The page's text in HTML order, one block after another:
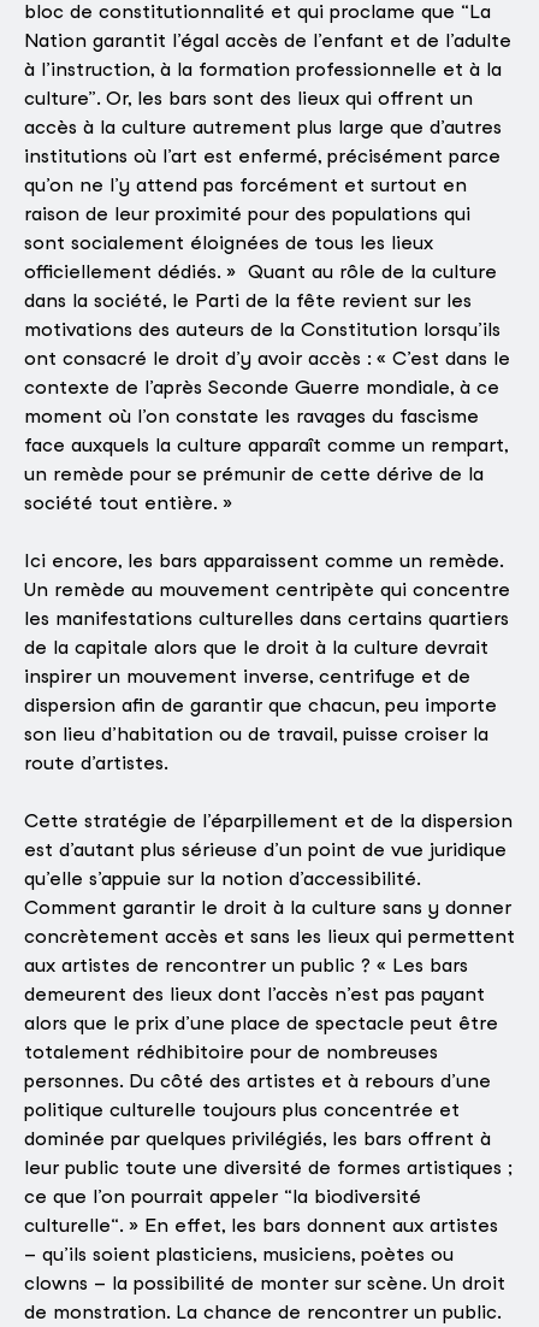
bloc de constitutionnalité et qui proclame que “La
Nation garantit l’égal accès de l’enfant et de l’adulte
à l’instruction, à la formation professionnelle et à la
culture”. Or, les bars sont des lieux qui offrent un
accès à la culture autrement plus large que d’autres
institutions où l’art est enfermé, précisément parce
qu’on ne l’y attend pas forcément et surtout en
raison de leur proximité pour des populations qui
sont socialement éloignées de tous les lieux
officiellement dédiés. » Quant au rôle de la culture
dans la société, le Parti de la fête revient sur les
motivations des auteurs de la Constitution lorsqu’ils
ont consacré le droit d’y avoir accès : « C’est dans le
contexte de l’après Seconde Guerre mondiale, à ce
moment où l’on constate les ravages du fascisme
face auxquels la culture apparaît comme un rempart,
un remède pour se prémunir de cette dérive de la
société tout entière. »
Ici encore, les bars apparaissent comme un remède.
Un remède au mouvement centripète qui concentre
les manifestations culturelles dans certains quartiers
de la capitale alors que le droit à la culture devrait
inspirer un mouvement inverse, centrifuge et de
dispersion afin de garantir que chacun, peu importe
son lieu d’habitation ou de travail, puisse croiser la
route d’artistes.
Cette stratégie de l’éparpillement et de la dispersion
est d’autant plus sérieuse d’un point de vue juridique
qu’elle s’appuie sur la notion d’accessibilité.
Comment garantir le droit à la culture sans y donner
concrètement accès et sans les lieux qui permettent
aux artistes de rencontrer un public ? « Les bars
demeurent des lieux dont l’accès n’est pas payant
alors que le prix d’une place de spectacle peut être
totalement rédhibitoire pour de nombreuses
personnes. Du côté des artistes et à rebours d’une
politique culturelle toujours plus concentrée et
dominée par quelques privilégiés, les bars offrent à
leur public toute une diversité de formes artistiques ;
ce que l’on pourrait appeler “la biodiversité
culturelle“. » En effet, les bars donnent aux artistes
– qu’ils soient plasticiens, musiciens, poètes ou
clowns – la possibilité de monter sur scène. Un droit
de monstration. La chance de rencontrer un public.